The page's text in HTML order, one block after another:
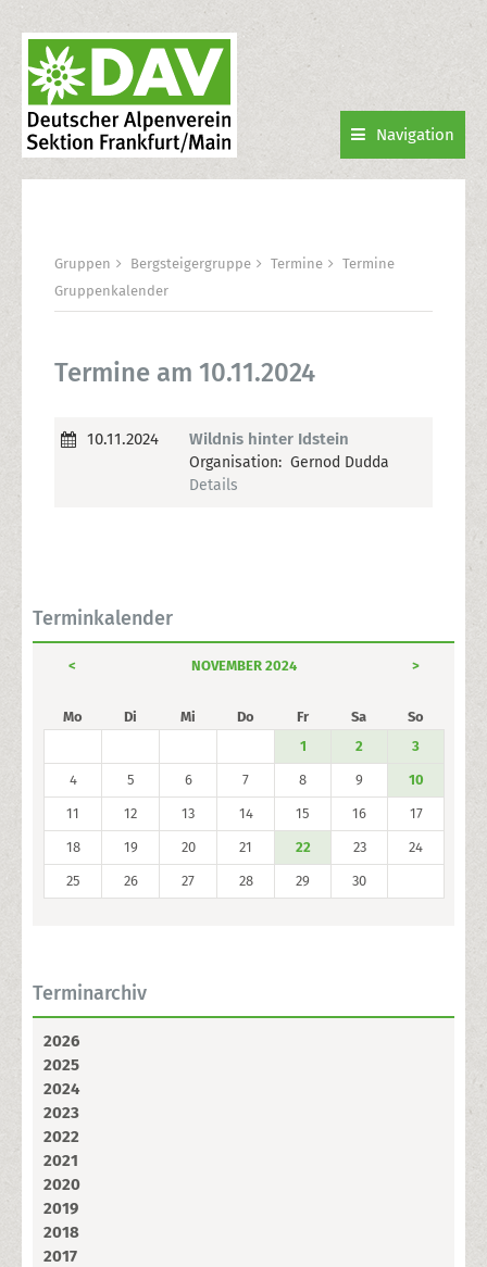
Navigation
Gruppen Bergsteigergruppe Termine
Termine
Gruppenkalender
Termine am 10.11.2024
10.11.2024 Wildnis hinter Idstein
Organisation: Gernod Dudda
Details
Terminkalender
< NOVEMBER 2024 >
Mo Di Mi Do Fr Sa
So
1
2 3
4 5 6 7 8 9 10
11 12 13 14 15 16 17
18 19 20 21 22 23 24
25 26 27 28 29 30
Terminarchiv
2026
2025
2024
2023
2022
2021
2020
2019
2018
2017